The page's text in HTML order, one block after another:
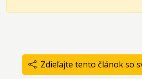
Zdieľajte tento článok so